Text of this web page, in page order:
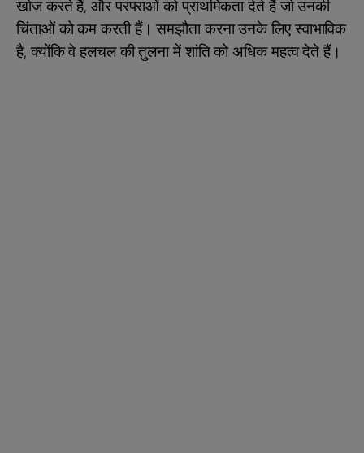
खोज करते हैं, और परंपराओं को प्राथमिकता देते हैं जो उनकी
चिंताओं को कम करती हैं। समझौता करना उनके लिए स्वाभाविक
है, क्योंकि वे हलचल की तुलना में शांति को अधिक महत्व देते हैं।